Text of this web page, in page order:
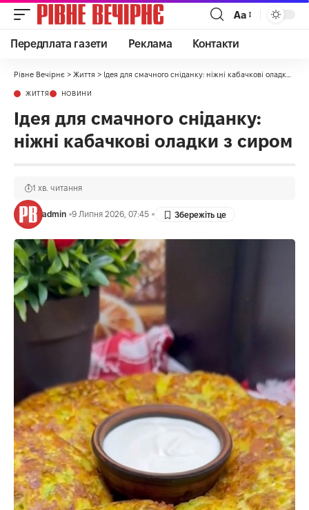
Аа
Передплата газети Реклама Контакти
Рівне Вечірнє > Життя > Ідея для смачного сніданку: ніжні кабачкові оладки з сиром
ЖИТТЯ НОВИНИ
Ідея для смачного сніданку:
ніжні кабачкові оладки з сиром
admin 9 Липня 2026, 07:45
1 хв. читання